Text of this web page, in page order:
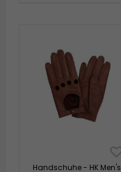
Handschuhe - HK Men's